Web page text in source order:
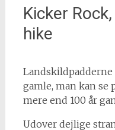
Kicker
hike
gamle, man kan se
mere end 100 år
Udover dejlige